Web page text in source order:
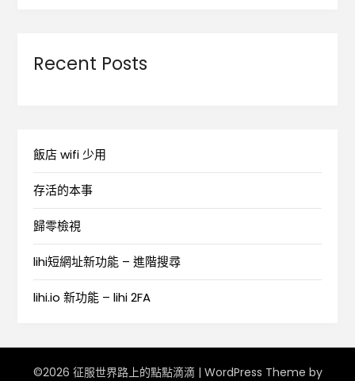
Recent Posts
飯店 wifi 少用
存活的本事
歸零檢視
lihi短網址新功能 – 進階搜尋
lihi.io 新功能 – lihi 2FA
©2026 征服世界路上的點點滴滴 | WordPress Theme by